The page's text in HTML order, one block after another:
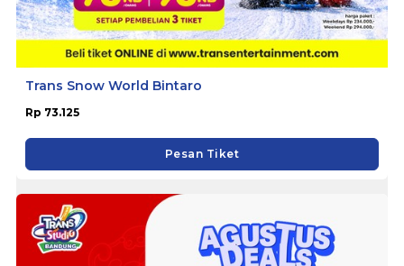
Trans Snow World Bintaro
Rp 73.125
Pesan Tiket